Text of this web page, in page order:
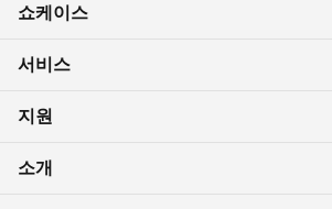
쇼케이스
서비스
지원
소개